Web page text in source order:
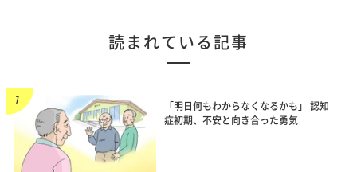
読まれている記事
「明日何もわからなくなるかも」 認知
症初期、不安と向き合った勇気